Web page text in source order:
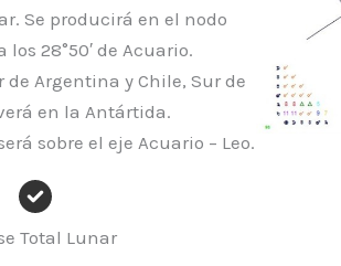
Se producirá en el nodo
los 28°50′ de Acuario.
de Argentina y Chile, Sur de
en la Antártida.
sobre el eje Acuario – Leo.
Total Lunar